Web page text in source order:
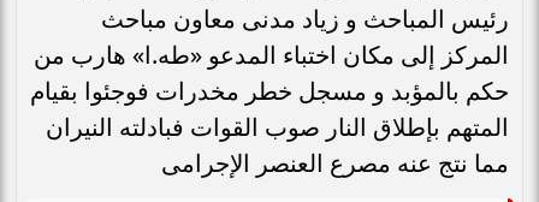
رئيس المباحث و زياد مدنى معاون مباحث
المركز إلى مكان اختباء المدعو «طه.ا» هارب من
حكم بالمؤبد و مسجل خطر مخدرات فوجئوا بقيام
المتهم بإطلاق النار صوب القوات فبادلته النيران
مما نتج عنه مصرع العنصر الإجرامى